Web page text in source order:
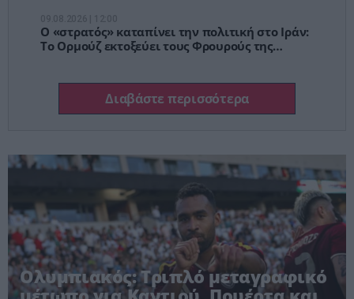
Ο «στρατός» καταπίνει την πολιτική στο Ιράν:
Το Ορμούζ εκτοξεύει τους Φρουρούς της
Διαβάστε περισσότερα
Ολυμπιακός: Τριπλό μεταγραφικό